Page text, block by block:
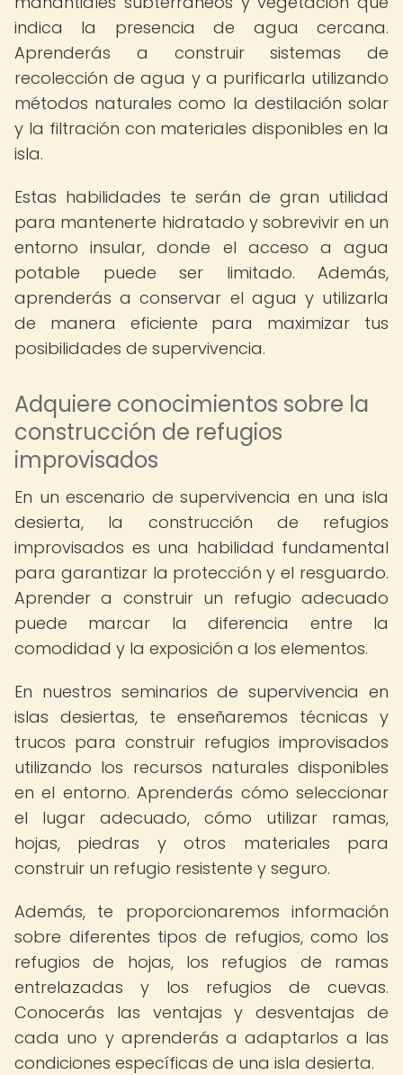
indica la presencia de agua cercana.
Aprenderás a construir sistemas de
recolección de agua y a purificarla utilizando
métodos naturales como la destilación solar
y la filtración con materiales disponibles en la
isla.
Estas habilidades te serán de gran utilidad
para mantenerte hidratado y sobrevivir en un
entorno insular, donde el acceso a agua
potable puede ser limitado. Además,
aprenderás a conservar el agua y utilizarla
de manera eficiente para maximizar tus
posibilidades de supervivencia.
Adquiere conocimientos sobre la
construcción de refugios
improvisados
En un escenario de supervivencia en una isla
desierta, la construcción de refugios
improvisados es una habilidad fundamental
para garantizar la protección y el resguardo.
Aprender a construir un refugio adecuado
puede marcar la diferencia entre la
comodidad y la exposición a los elementos.
En nuestros seminarios de supervivencia en
islas desiertas, te enseñaremos técnicas y
trucos para construir refugios improvisados
utilizando los recursos naturales disponibles
en el entorno. Aprenderás cómo seleccionar
el lugar adecuado, cómo utilizar ramas,
hojas, piedras y otros materiales para
construir un refugio resistente y seguro.
Además, te proporcionaremos información
sobre diferentes tipos de refugios, como los
refugios de hojas, los refugios de ramas
entrelazadas y los refugios de cuevas.
Conocerás las ventajas y desventajas de
cada uno y aprenderás a adaptarlos a las
condiciones específicas de una isla desierta.